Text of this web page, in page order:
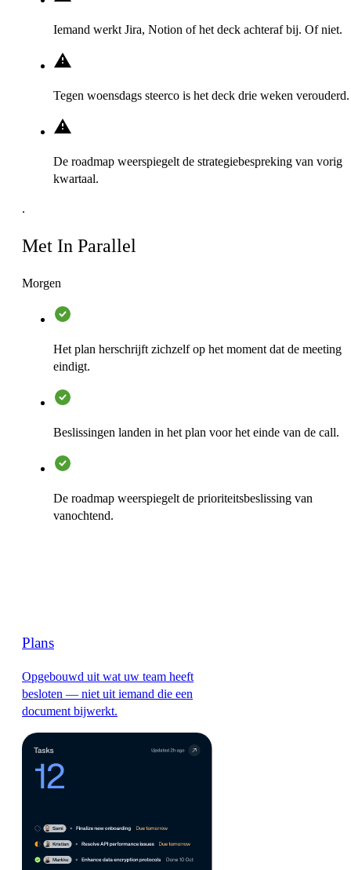
Iemand werkt Jira, Notion of het deck achteraf bij. Of niet.
Tegen woensdags steerco is het deck drie weken verouderd.
De roadmap weerspiegelt de strategiebespreking van vorig
kwartaal.
.
Met In Parallel
Morgen
Het plan herschrijft zichzelf op het moment dat de meeting
eindigt.
Beslissingen landen in het plan voor het einde van de call.
De roadmap weerspiegelt de prioriteitsbeslissing van
vanochtend.
Plans
Opgebouwd uit wat uw team heeft
besloten — niet uit iemand die een
document bijwerkt.